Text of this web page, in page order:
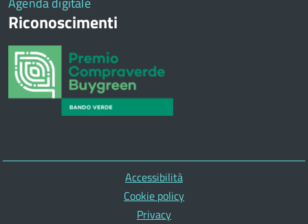
Riconoscimenti
Accessibilità
Cookie policy
Privacy